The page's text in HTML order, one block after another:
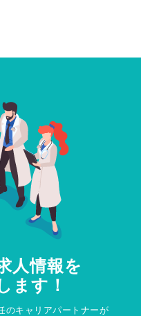
人情報を
ます！
のキャリアパートナーが